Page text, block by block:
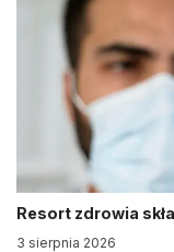
Resort zdrowia
3 sierpnia 2026